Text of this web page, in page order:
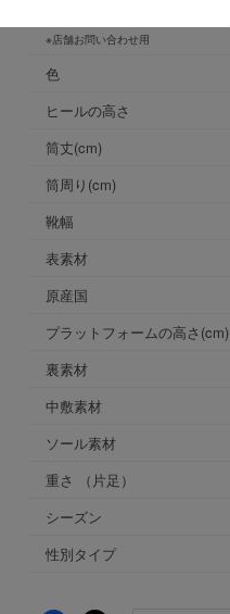
※店舗お問い合わせ用
色
ヒールの高さ
筒丈(cm)
筒周り(cm)
靴幅
表素材
原産国
プラットフォームの高さ(cm)
裏素材
中敷素材
ソール素材
重さ
（片足）
シーズン
性別タイプ